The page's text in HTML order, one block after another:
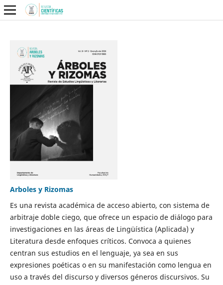
Arboles y Rizomas
Es una revista académica de acceso abierto, con sistema de
arbitraje doble ciego, que ofrece un espacio de diálogo para
investigaciones en las áreas de Lingüística (Aplicada) y
Literatura desde enfoques críticos. Convoca a quienes
centran sus estudios en el lenguaje, ya sea en sus
expresiones poéticas o en su manifestación como lengua en
uso a través del discurso y diversos géneros discursivos. Su